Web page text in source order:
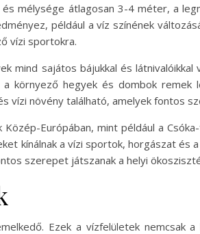
mélysége átlagosan 3-4 méter, a
például a víz színének
vízi sportokra.
mind sajátos bájukkal és
környező hegyek és dombok
vízi növény található, amelyek fontos
Európában, mint például a
kínálnak a vízi sportok, horgászat
szerepet játszanak a helyi
Ezek a vízfelületek